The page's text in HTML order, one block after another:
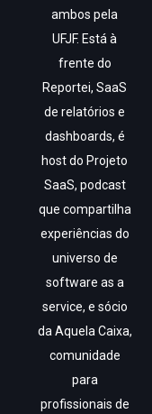
ambos pela
UFJF. Está à
frente do
Reportei, SaaS
de relatórios e
dashboards, é
host do Projeto
SaaS, podcast
que compartilha
experiências do
universo de
software as a
service, e sócio
da Aquela Caixa,
comunidade
para
profissionais de